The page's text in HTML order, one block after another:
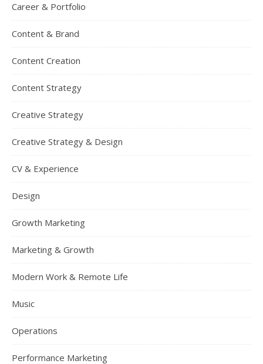
Career & Portfolio
Content & Brand
Content Creation
Content Strategy
Creative Strategy
Creative Strategy & Design
CV & Experience
Design
Growth Marketing
Marketing & Growth
Modern Work & Remote Life
Music
Operations
Performance Marketing